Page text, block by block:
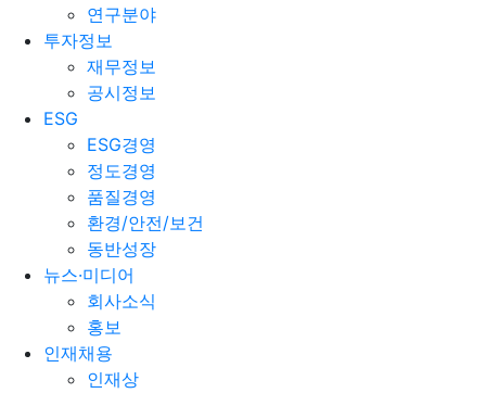
연구분야
투자정보
재무정보
공시정보
ESG
ESG경영
정도경영
품질경영
환경/안전/보건
동반성장
뉴스·미디어
회사소식
홍보
인재채용
인재상